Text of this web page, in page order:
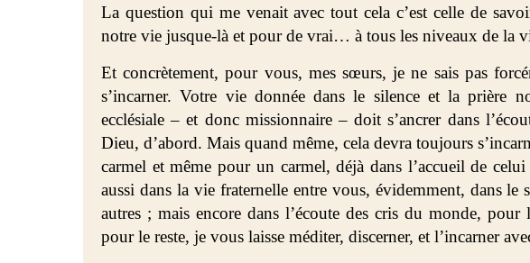
La question qui me venait avec tout cela c’est celle de
notre vie jusque-là et pour de vrai… à tous les niveaux de la
Et concrètement, pour vous, mes sœurs, je ne sais pas
s’incarner. Votre vie donnée dans le silence et la prière
ecclésiale – et donc missionnaire – doit s’ancrer dans
Dieu, d’abord. Mais quand même, cela devra toujours
carmel et même pour un carmel, déjà dans l’accueil de
aussi dans la vie fraternelle entre vous, évidemment, dans le
autres ; mais encore dans l’écoute des cris du monde,
pour le reste, je vous laisse méditer, discerner, et l’incarner